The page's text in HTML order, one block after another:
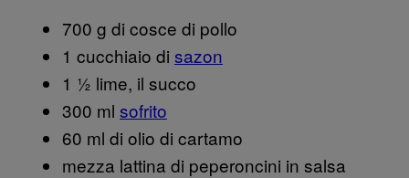
700 g di cosce di pollo
1 cucchiaio di sazon
1 ½ lime, il succo
300 ml sofrito
60 ml di olio di cartamo
mezza lattina di peperoncini in salsa